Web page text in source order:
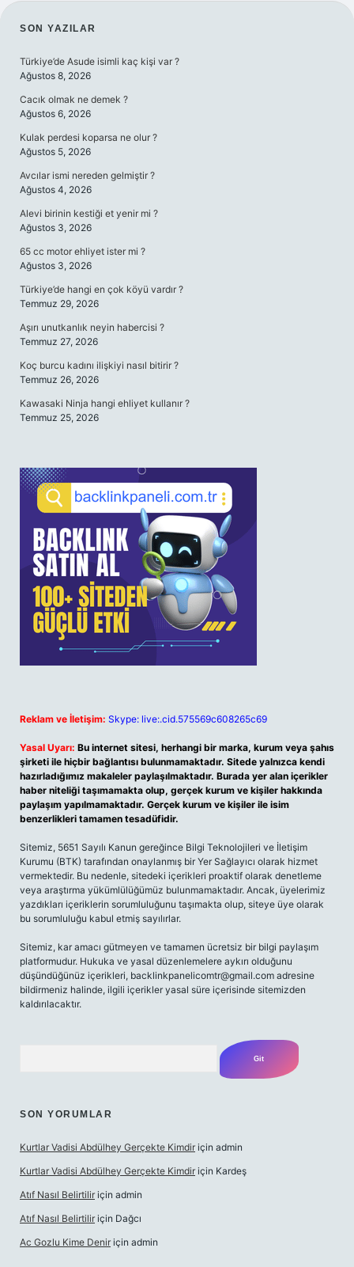
SIDEBAR
SON YAZILAR
Türkiye’de Asude isimli kaç kişi var ?
Ağustos 8, 2026
Cacık olmak ne demek ?
Ağustos 6, 2026
Kulak perdesi koparsa ne olur ?
Ağustos 5, 2026
Avcılar ismi nereden gelmiştir ?
Ağustos 4, 2026
Alevi birinin kestiği et yenir mi ?
Ağustos 3, 2026
65 cc motor ehliyet ister mi ?
Ağustos 3, 2026
Türkiye’de hangi en çok köyü vardır ?
Temmuz 29, 2026
Aşırı unutkanlık neyin habercisi ?
Temmuz 27, 2026
Koç burcu kadını ilişkiyi nasıl bitirir ?
Temmuz 26, 2026
Kawasaki Ninja hangi ehliyet kullanır ?
Temmuz 25, 2026
Reklam ve İletişim: Skype: live:.cid.575569c608265c69
Yasal Uyarı: Bu internet sitesi, herhangi bir marka, kurum veya şahıs
şirketi ile hiçbir bağlantısı bulunmamaktadır. Sitede yalnızca kendi
hazırladığımız makaleler paylaşılmaktadır. Burada yer alan içerikler
haber niteliği taşımamakta olup, gerçek kurum ve kişiler hakkında
paylaşım yapılmamaktadır. Gerçek kurum ve kişiler ile isim
benzerlikleri tamamen tesadüfidir.
Sitemiz, 5651 Sayılı Kanun gereğince Bilgi Teknolojileri ve İletişim
Kurumu (BTK) tarafından onaylanmış bir Yer Sağlayıcı olarak hizmet
vermektedir. Bu nedenle, sitedeki içerikleri proaktif olarak denetleme
veya araştırma yükümlülüğümüz bulunmamaktadır. Ancak, üyelerimiz
yazdıkları içeriklerin sorumluluğunu taşımakta olup, siteye üye olarak
bu sorumluluğu kabul etmiş sayılırlar.
Sitemiz, kar amacı gütmeyen ve tamamen ücretsiz bir bilgi paylaşım
platformudur. Hukuka ve yasal düzenlemelere aykırı olduğunu
düşündüğünüz içerikleri, backlinkpanelicomtr@gmail.com adresine
bildirmeniz halinde, ilgili içerikler yasal süre içerisinde sitemizden
kaldırılacaktır.
SON YORUMLAR
Kurtlar Vadisi Abdülhey Gerçekte Kimdir için admin
Kurtlar Vadisi Abdülhey Gerçekte Kimdir için Kardeş
Atıf Nasıl Belirtilir için admin
Atıf Nasıl Belirtilir için Dağcı
Ac Gozlu Kime Denir için admin